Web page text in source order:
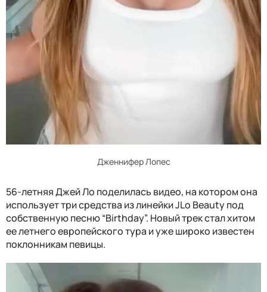
Дженнифер Лопес
56-летняя Джей Ло поделилась видео, на котором она
использует три средства из линейки JLo Beauty под
собственную песню “Birthday”. Новый трек стал хитом
ее летнего европейского тура и уже широко известен
поклонникам певицы.